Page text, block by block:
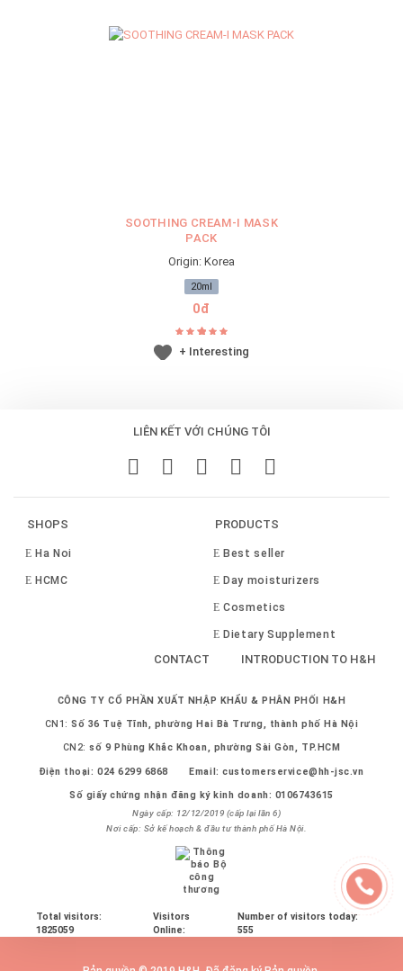
SOOTHING CREAM-I MASK
PACK
Origin: Korea
20ml
0đ
+ Interesting
LIÊN KẾT VỚI CHÚNG TÔI
SHOPS
Ha Noi
HCMC
PRODUCTS
Best seller
Day moisturizers
Cosmetics
Dietary Supplement
CONTACT INTRODUCTION TO H&H
CÔNG TY CỔ PHẦN XUẤT NHẬP KHẨU & PHÂN PHỐI H&H
CN1:Số 36 Tuệ Tĩnh, phường Hai Bà Trưng, thành phố Hà Nội
CN2:số 9 Phùng Khắc Khoan, phường Sài Gòn, TP.HCM
Điện thoại:024 6299 6868 Email:customerservice@hh-jsc.vn
Số giấy chứng nhận đăng ký kinh doanh: 0106743615
Ngày cấp: 12/12/2019 (cấp lại lần 6)
Nơi cấp: Sở kế hoạch & đầu tư thành phố Hà Nội.
Total visitors:
1825059
Visitors
Online:
Number of visitors today:
555